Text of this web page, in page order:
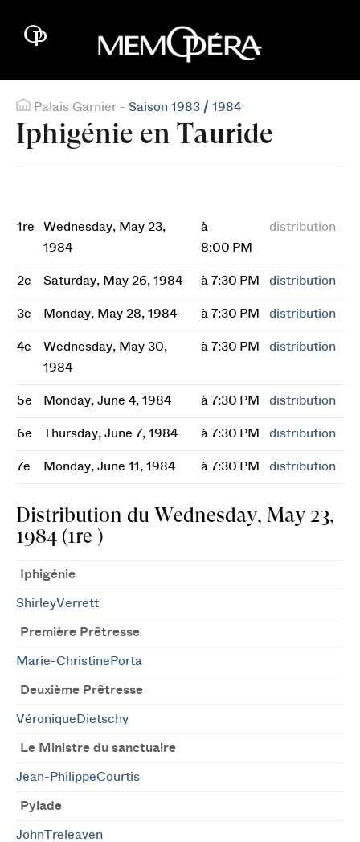
Palais Garnier - Saison 1983 / 1984
Iphigénie en Tauride
1re
Wednesday, May 23,
1984
à
8:00 PM
distribution
2e Saturday, May 26, 1984 à 7:30 PM distribution
3e Monday, May 28, 1984 à 7:30 PM distribution
4e
Wednesday, May 30,
1984
à 7:30 PM distribution
5e Monday, June 4, 1984 à 7:30 PM distribution
6e Thursday, June 7, 1984 à 7:30 PM distribution
7e Monday, June 11, 1984 à 7:30 PM distribution
Distribution du Wednesday, May 23,
1984 (1re )
Iphigénie
ShirleyVerrett
Première Prêtresse
Marie-ChristinePorta
Deuxième Prêtresse
VéroniqueDietschy
Le Ministre du sanctuaire
Jean-PhilippeCourtis
Pylade
JohnTreleaven